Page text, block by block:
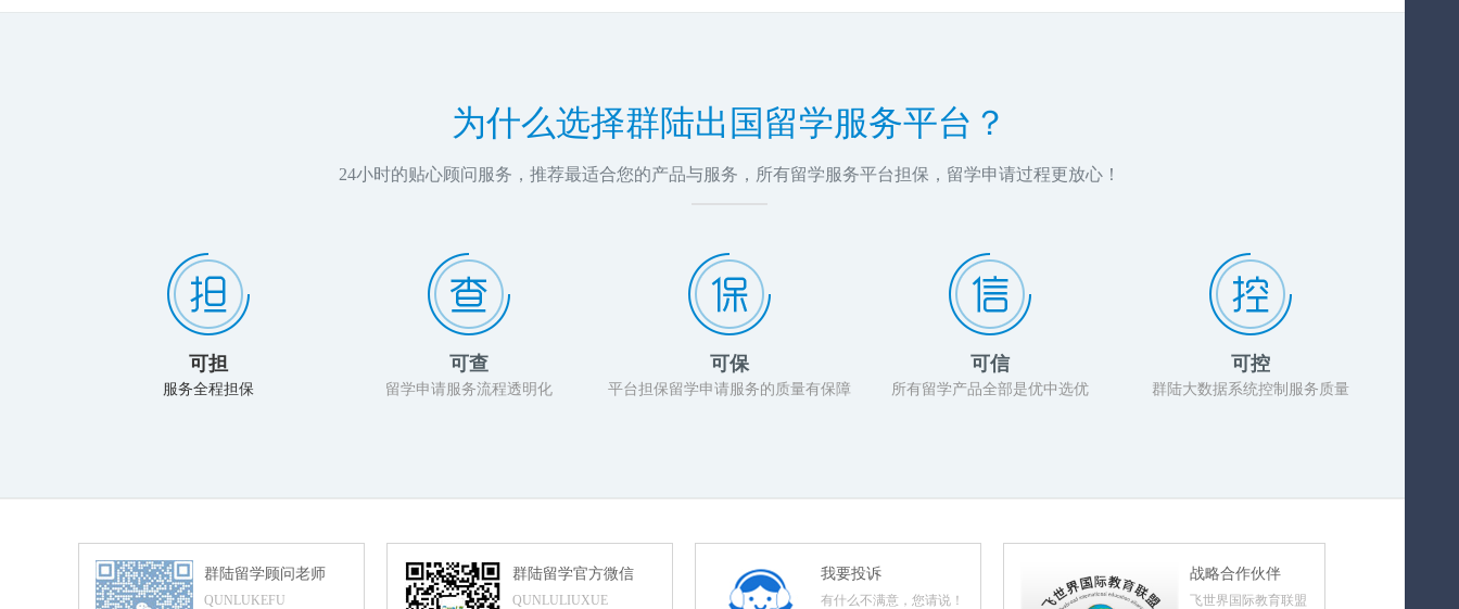
为什么选择群陆出国留学服务平台？
24小时的贴心顾问服务，推荐最适合您的产品与服务，所有留学服务平台担保，留学申请过程更放心！
可担
服务全程担保
可查
留学申请服务流程透明化
可保
平台担保留学申请服务的质量有保障
可信
所有留学产品全部是优中选优
可控
群陆大数据系统控制服务质量
群陆留学顾问老师
QUNLUKEFU
群陆留学官方微信
QUNLULIUXUE
我要投诉
有什么不满意，您请说！
战略合作伙伴
飞世界国际教育联盟